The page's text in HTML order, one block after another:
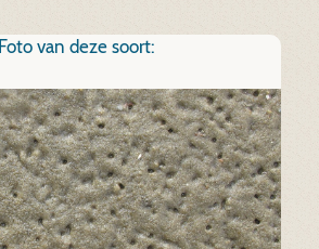
Foto van deze soort: